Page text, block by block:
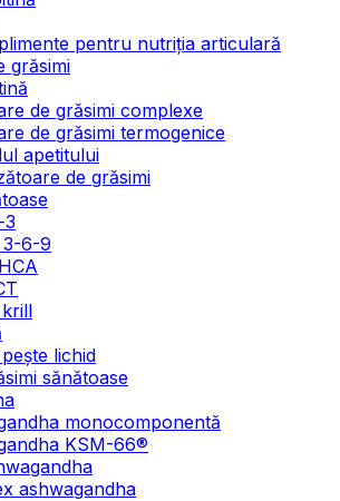
pentru nutriția articulară
grăsimi
de grăsimi complexe
de grăsimi termogenice
apetitului
de grăsimi
3
3-6-9
lichid
sănătoase
monocomponentă
KSM-66®
ashwagandha